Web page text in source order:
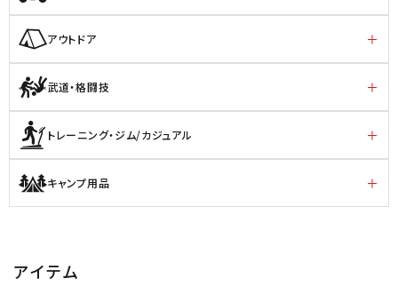
アウトドア
武道・格闘技
トレーニング・ジム/カジュアル
キャンプ用品
アイテム